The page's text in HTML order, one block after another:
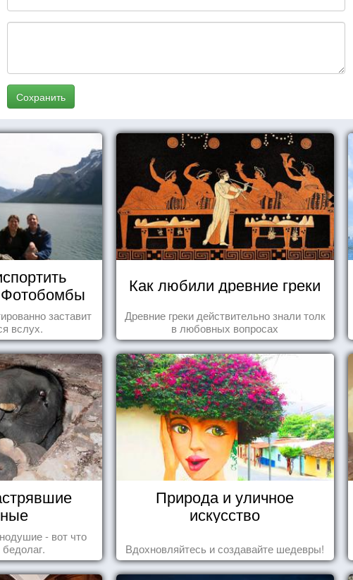
Сохранить
заставит
вслух.
Как любили древние греки
Древние греки действительно знали толк
в любовных вопросах
- вот что
Природа и уличное
искусство
Вдохновляйтесь и создавайте шедевры!